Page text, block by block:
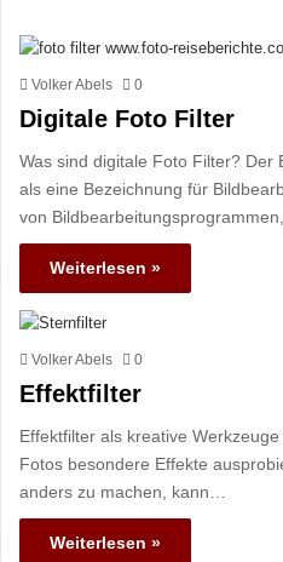
Volker Abels 0
Digitale Foto Filter
Was sind digitale Foto Filter? Der
als eine Bezeichnung für
von
Weiterlesen »
Volker Abels 0
Effektfilter
Effektfilter als kreative
Fotos besondere Effekte
anders zu machen, kann…
Weiterlesen »